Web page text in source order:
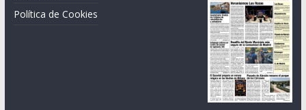
Política de Cookies